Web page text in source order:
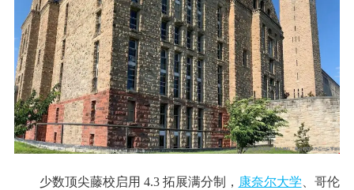
少数顶尖藤校启用 4.3 拓展满分制， 康奈尔大学 、哥伦